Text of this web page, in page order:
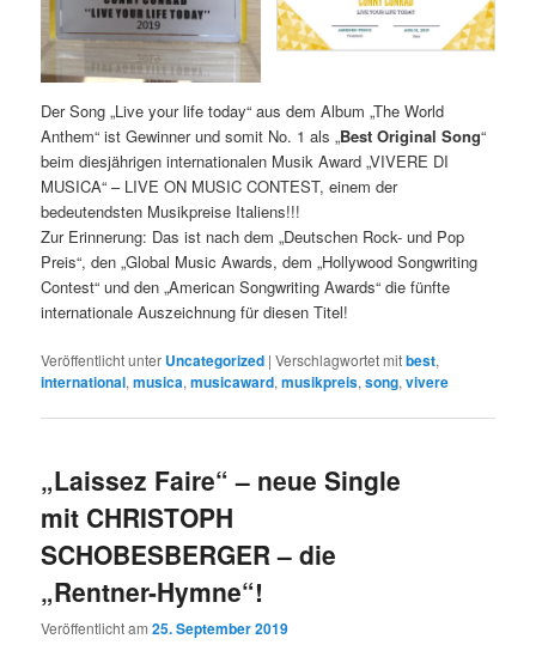
Der Song „Live your life today“ aus dem Album „The World
Anthem“ ist Gewinner und somit No. 1 als „Best Original Song“
beim diesjährigen internationalen Musik Award „VIVERE DI
MUSICA“ – LIVE ON MUSIC CONTEST, einem der
bedeutendsten Musikpreise Italiens!!!
Zur Erinnerung: Das ist nach dem „Deutschen Rock- und Pop
Preis“, den „Global Music Awards, dem „Hollywood Songwriting
Contest“ und den „American Songwriting Awards“ die fünfte
internationale Auszeichnung für diesen Titel!
Veröffentlicht unter Uncategorized |Verschlagwortet mitbest,
international,musica,musicaward,musikpreis,song,vivere
„Laissez Faire“ – neue Single
mit CHRISTOPH
SCHOBESBERGER – die
„Rentner-Hymne“!
Veröffentlicht am25. September 2019